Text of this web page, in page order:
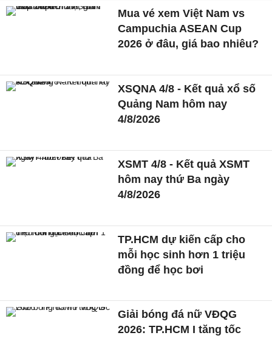
Mua vé xem Việt Nam vs
Campuchia ASEAN Cup
2026 ở đâu, giá bao nhiêu?
XSQNA 4/8 - Kết quả xổ số
Quảng Nam hôm nay
4/8/2026
XSMT 4/8 - Kết quả XSMT
hôm nay thứ Ba ngày
4/8/2026
TP.HCM dự kiến cấp cho
mỗi học sinh hơn 1 triệu
đồng để học bơi
Giải bóng đá nữ VĐQG
2026: TP.HCM I tăng tốc